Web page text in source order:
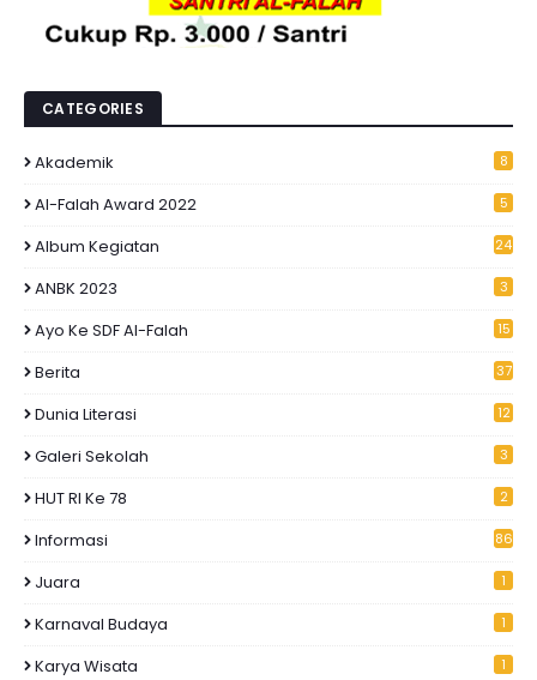
CATEGORIES
Akademik 8
Al-Falah Award 2022 5
Album Kegiatan 24
ANBK 2023 3
Ayo Ke SDF Al-Falah 15
Berita 37
Dunia Literasi 12
Galeri Sekolah 3
HUT RI Ke 78 2
Informasi 86
Juara 1
Karnaval Budaya 1
Karya Wisata 1